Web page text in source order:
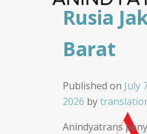
Rusia
Barat
Published on July
2026 by
Anindyatrans